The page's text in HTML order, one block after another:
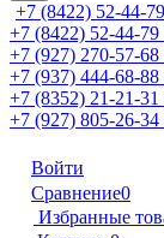
+7 (8422) 52-44-79
+7 (8422) 52-44-79
+7 (927) 270-57-68
+7 (937) 444-68-88
+7 (8352) 21-21-31
+7 (927) 805-26-34
Войти
Сравнение0
Избранные